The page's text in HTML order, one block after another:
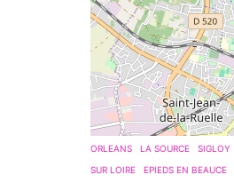
ORLEANS LA SOURCE SIGLOY
SUR LOIRE
EPIEDS EN BEAUCE